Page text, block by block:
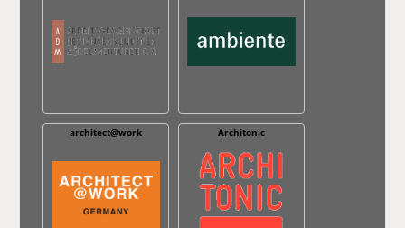
architect@work Architonic